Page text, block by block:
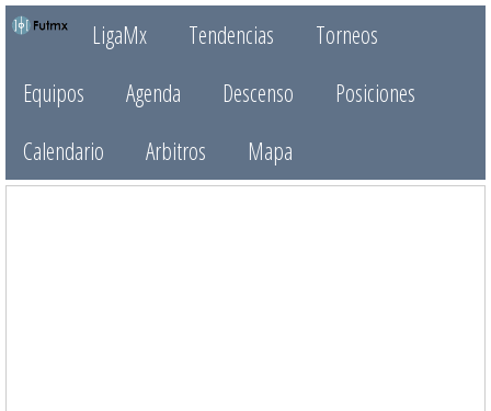
LigaMx Tendencias
Torneos
Equipos
Agenda Descenso
Posiciones
Calendario
Arbitros Mapa